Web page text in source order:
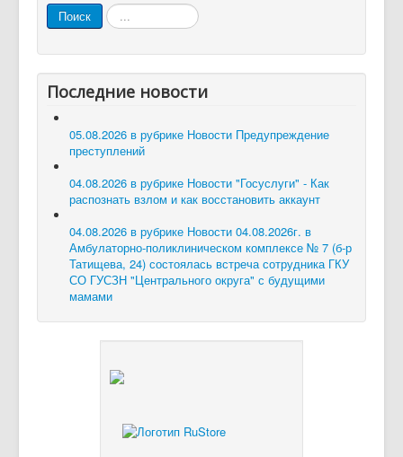
Поиск Искать...
Последние новости
05.08.2026 в рубрике Новости Предупреждение
преступлений
04.08.2026 в рубрике Новости "Госуслуги" - Как
распознать взлом и как восстановить аккаунт
04.08.2026 в рубрике Новости 04.08.2026г. в
Амбулаторно-поликлиническом комплексе № 7 (б-р
Татищева, 24) состоялась встреча сотрудника ГКУ
СО ГУСЗН "Центрального округа" с будущими
мамами